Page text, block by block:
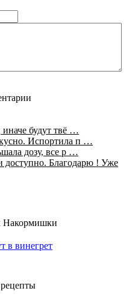
будут твё …
Испортила п …
дозу, все р …
доступно. Благодарю ! Уже
Накормишки
в винегрет